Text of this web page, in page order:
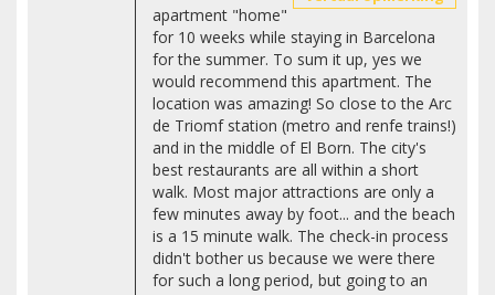
apartment "home"
for 10 weeks while staying in Barcelona
for the summer. To sum it up, yes we
would recommend this apartment. The
location was amazing! So close to the Arc
de Triomf station (metro and renfe trains!)
and in the middle of El Born. The city's
best restaurants are all within a short
walk. Most major attractions are only a
few minutes away by foot... and the beach
is a 15 minute walk. The check-in process
didn't bother us because we were there
for such a long period, but going to an